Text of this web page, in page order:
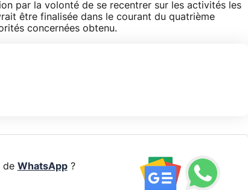
par la volonté de se recentrer sur les activités les
être finalisée dans le courant du quatrième
concernées obtenu.
WhatsApp?